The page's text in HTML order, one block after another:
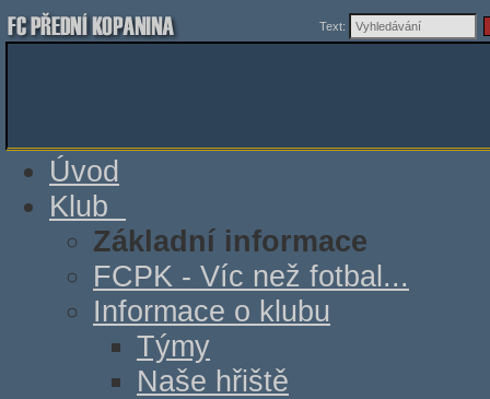
Text:
Úvod
Klub
Základní informace
FCPK - Víc než fotbal...
Informace o klubu
Týmy
Naše hřiště